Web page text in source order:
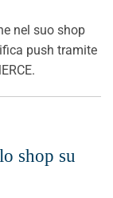
nel suo shop
push tramite
shop su